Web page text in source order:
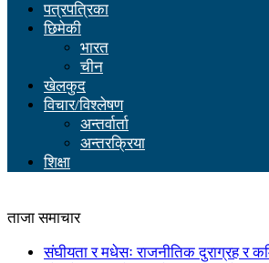
पत्रपत्रिका
छिमेकी
भारत
चीन
खेलकुद
विचार/विश्लेषण
अन्तर्वार्ता
अन्तरक्रिया
शिक्षा
ताजा समाचार
संघीयता र मधेसः राजनीतिक दुराग्रह र